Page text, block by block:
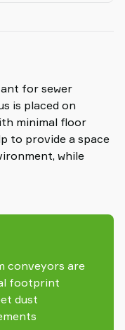
for sewer
is placed on
minimal floor
to provide a space
while
conveyors are
footprint
dust